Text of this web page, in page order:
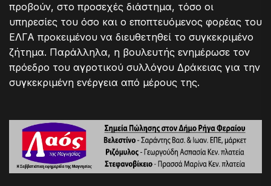
προβούν, στο προσεχές διάστημα, τόσο οι
υπηρεσίες του όσο και ο εποπτευόμενος φορέας του
ΕΛΓΑ προκειμένου να διευθετηθεί το συγκεκριμένο
ζήτημα. Παράλληλα, η βουλευτής ενημέρωσε τον
πρόεδρο του αγροτικού συλλόγου Δράκειας για την
συγκεκριμένη ενέργεια από μέρους της.